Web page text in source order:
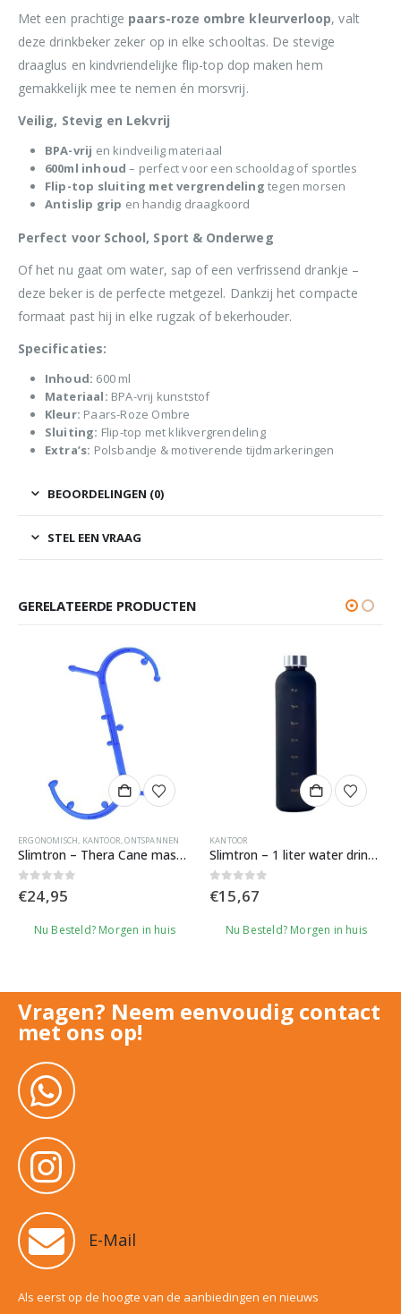
Met een prachtige paars-roze ombre kleurverloop, valt
deze drinkbeker zeker op in elke schooltas. De stevige
draaglus en kindvriendelijke flip-top dop maken hem
gemakkelijk mee te nemen én morsvrij.
Veilig, Stevig en Lekvrij
BPA-vrij en kindveilig materiaal
600ml inhoud – perfect voor een schooldag of sportles
Flip-top sluiting met vergrendeling tegen morsen
Antislip grip en handig draagkoord
Perfect voor School, Sport & Onderweg
Of het nu gaat om water, sap of een verfrissend drankje –
deze beker is de perfecte metgezel. Dankzij het compacte
formaat past hij in elke rugzak of bekerhouder.
Specificaties:
Inhoud: 600 ml
Materiaal: BPA-vrij kunststof
Kleur: Paars-Roze Ombre
Sluiting: Flip-top met klikvergrendeling
Extra’s: Polsbandje & motiverende tijdmarkeringen
BEOORDELINGEN (0)
STEL EEN VRAAG
GERELATEERDE PRODUCTEN
ERGONOMISCH, KANTOOR,ONTSPANNEN
Slimtron – Thera Cane massagestok
0out of 5
€24,95
Nu Besteld? Morgen in huis
KANTOOR
Slimtron – 1 liter water drinkbeker reminder – stay hydrated
0out of 5
€15,67
Nu Besteld? Morgen in huis
Vragen? Neem eenvoudig contact
met ons op!
E-Mail
Als eerst op de hoogte van de aanbiedingen en nieuws